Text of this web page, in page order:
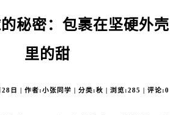
秘密：包裹在坚硬外壳
里的甜
28日 | 作者:小张同学 | 分类:秋 | 浏览:285 | 评论:0